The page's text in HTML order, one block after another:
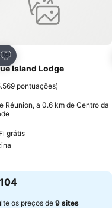
Adicionar aos favoritos
Island Lodge
pontuações)
Réunion, a 0.6 km de Centro da
grátis
os preços de 9 sites